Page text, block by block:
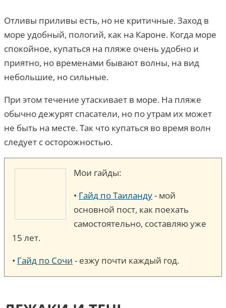
Отливы приливы есть, но не критичные. Заход в
море удобный, пологий, как на Кароне. Когда море
спокойное, купаться на пляже очень удобно и
приятно, но временами бывают волны, на вид
небольшие, но сильные.
При этом течение утаскивает в море. На пляже
обычно дежурят спасатели, но по утрам их может
не быть на месте. Так что купаться во время волн
следует с осторожностью.
Мои гайды:
• Гайд по Таиланду- мой
основной пост, как поехать
самостоятельно, составляю уже
15 лет.
• Гайд по Сочи - езжу почти каждый год.